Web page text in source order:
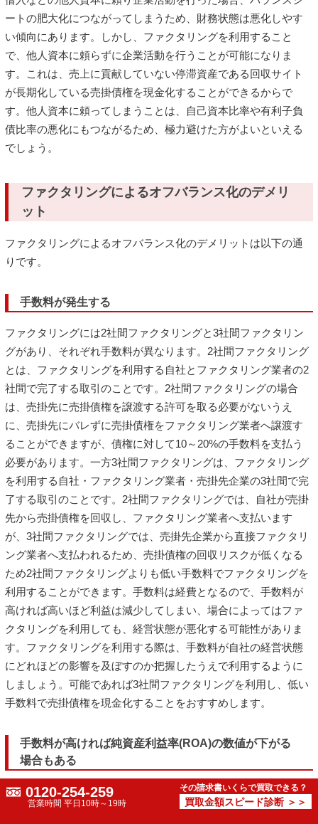
ートの肥大化につながってしまうため、財務状態は悪化しやす
い傾向にあります。しかし、ファクタリングを利用すること
で、他人資本に頼らずに企業活動を行うことが可能になりま
す。これは、売上に貢献していない停滞資産である回収サイト
が長期化している売掛債権を現金化することができるからで
す。他人資本に頼ってしまうことは、自己資本比率や有利子負
債比率の悪化にもつながるため、極力避けた方がよいといえる
でしょう。
ファクタリングによるオフバランス化のデメリ
ット
ファクタリングによるオフバランス化のデメリットは以下の通
りです。
手数料が発生する
ファクタリングには2社間ファクタリングと3社間ファクタリン
グがあり、それぞれ手数料が異なります。2社間ファクタリング
とは、ファクタリングを利用する自社とファクタリング業者の2
社間で完了する取引のことです。2社間ファクタリングの場合
は、売掛先に売掛債権を譲渡する許可を取る必要がないうえ
に、売掛先にバレずに売掛債権をファクタリング業者へ譲渡す
ることができますが、債権に対して10～20%の手数料を支払う
必要があります。一方3社間ファクタリングは、ファクタリング
を利用する自社・ファクタリング業者・売掛先企業の3社間で完
了する取引のことです。2社間ファクタリングでは、自社が売掛
先から売掛債権を回収し、ファクタリング業者へ支払います
が、3社間ファクタリングでは、売掛先企業から直接ファクタリ
ング業者へ支払われるため、売掛債権の回収リスクが低くなる
ため2社間ファクタリングよりも低い手数料でファクタリングを
利用することができます。手数料は経費となるので、手数料が
高ければ高いほど利益は減少してしまい、場合によってはファ
クタリングを利用しても、経営状態が悪化する可能性がありま
す。ファクタリングを利用する際は、手数料が自社の経営状態
にどれほどの影響を及ぼすのか把握したうえで利用するように
しましょう。可能であれば3社間ファクタリングを利用し、低い
手数料で売掛債権を現金化することをおすすめします。
手数料が高ければ純資産利益率(ROA)の数値が下がる
場合もある
ファクタリングを利用するうえでの手数料は、利益を減らして
しまうため純資産利益率(ROA)の他にも利益に関わりのある財務
0120-254-259
営業時間 平日10時～19時
その請求書いくらで買取できる？
買取金額スピード診断 ＞＞